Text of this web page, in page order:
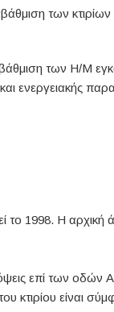
των κτιρίων
των Η/Μ
ενεργειακής
το 1998. Η
όψεις επί των
κτιρίου είναι